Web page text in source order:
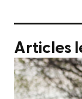
Articles